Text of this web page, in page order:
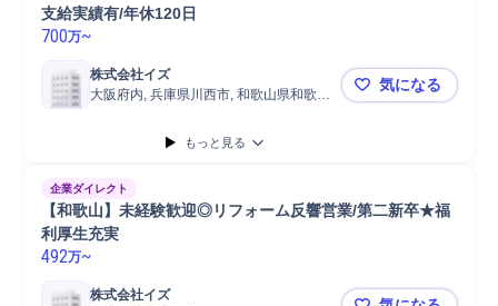
支給実績有/年休120日
700万~
株式会社イズ
大阪府内, 兵庫県川西市, 和歌山県和歌山
【リフォー
気になる
もっと見る
企業ダイレクト
【和歌山】未経験歓迎◎リフォーム反響営業/第二新卒★福
利厚生充実
492万~
株式会社イズ